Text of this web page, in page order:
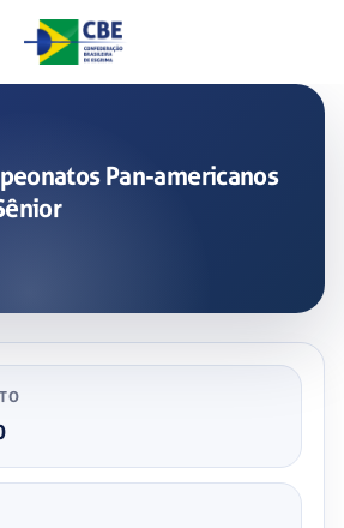
Pan-americanos